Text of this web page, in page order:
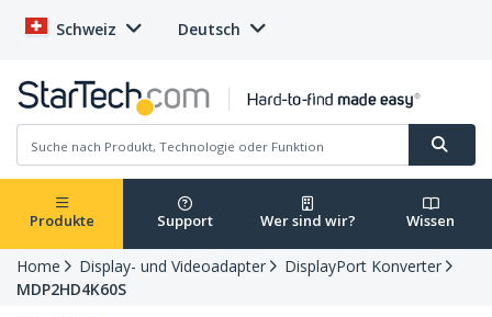
Schweiz Deutsch
Produkte Support Wer sind wir? Wissen
Home Display- und Videoadapter
DisplayPort Konverter
MDP2HD4K60S